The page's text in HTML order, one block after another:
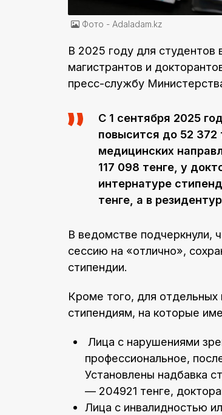
Фото - Adaladam.kz
В 2025 году для студентов
магистрантов и
пресс-службу
С 1 сентября 2025
повысится до 52 372
медицинских
117 098 тенге, у
интернатуре
тенге, а в
В ведомстве подчеркнули,
сессию на «отлично»,
стипендии.
Кроме того, для отдельных
стипендиям, на которые
Лица с нарушениями
профессиональное,
Установлены надбавка
— 204921 тенге,
Лица с инвалидностью